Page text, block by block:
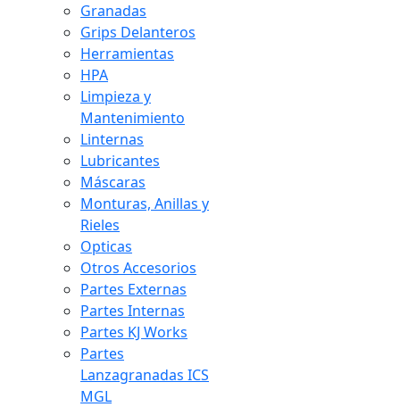
Granadas
Grips Delanteros
Herramientas
HPA
Limpieza y
Mantenimiento
Linternas
Lubricantes
Máscaras
Monturas, Anillas y
Rieles
Opticas
Otros Accesorios
Partes Externas
Partes Internas
Partes KJ Works
Partes
Lanzagranadas ICS
MGL